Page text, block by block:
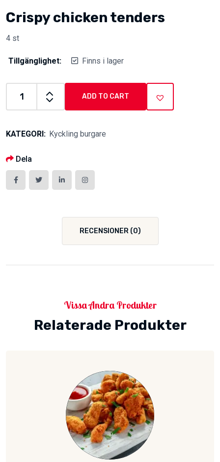
Crispy chicken tenders
4 st
Tillgänglighet: Finns i lager
Crispy
ADD TO CART
KATEGORI: Kyckling burgare
Dela
RECENSIONER (0)
Vissa Andra Produkter
Relaterade Produkter